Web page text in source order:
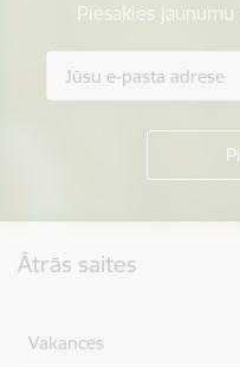
Piesakies jaunumu
Ātrās saites
Vakances